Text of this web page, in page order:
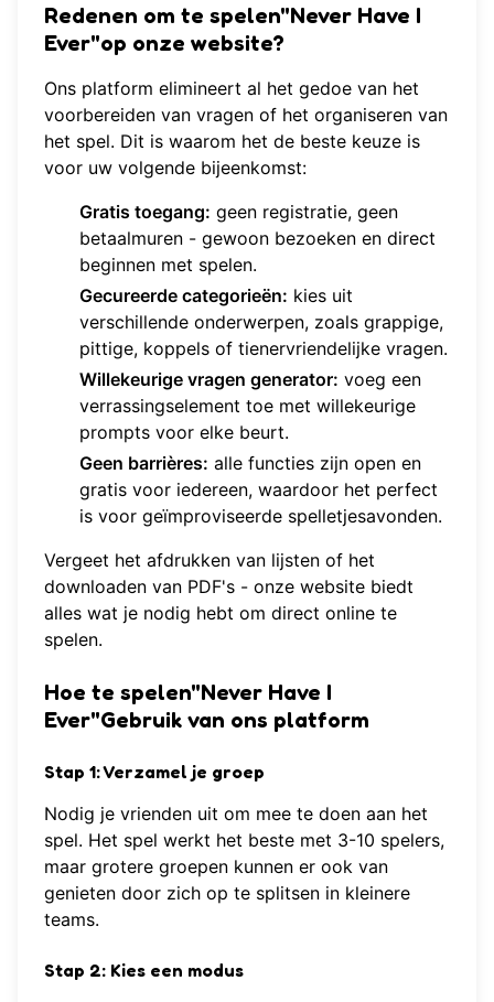
Redenen om te spelen"Never Have I
Ever"op onze website?
Ons platform elimineert al het gedoe van het
voorbereiden van vragen of het organiseren van
het spel. Dit is waarom het de beste keuze is
voor uw volgende bijeenkomst:
Gratis toegang: geen registratie, geen
betaalmuren - gewoon bezoeken en direct
beginnen met spelen.
Gecureerde categorieën: kies uit
verschillende onderwerpen, zoals grappige,
pittige, koppels of tienervriendelijke vragen.
Willekeurige vragen generator: voeg een
verrassingselement toe met willekeurige
prompts voor elke beurt.
Geen barrières: alle functies zijn open en
gratis voor iedereen, waardoor het perfect
is voor geïmproviseerde spelletjesavonden.
Vergeet het afdrukken van lijsten of het
downloaden van PDF's - onze website biedt
alles wat je nodig hebt om direct online te
spelen.
Hoe te spelen"Never Have I
Ever"Gebruik van ons platform
Stap 1: Verzamel je groep
Nodig je vrienden uit om mee te doen aan het
spel. Het spel werkt het beste met 3-10 spelers,
maar grotere groepen kunnen er ook van
genieten door zich op te splitsen in kleinere
teams.
Stap 2: Kies een modus